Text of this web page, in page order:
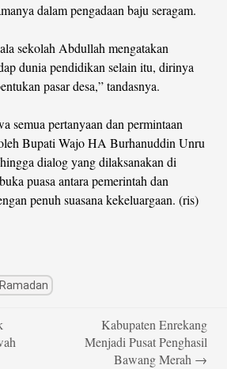
dalam pengadaan baju seragam.
sekolah Abdullah mengatakan
dunia pendidikan selain itu, dirinya
pasar desa,” tandasnya.
semua pertanyaan dan permintaan
Bupati Wajo HA Burhanuddin Unru
dialog yang dilaksanakan di
puasa antara pemerintah dan
penuh suasana kekeluargaan. (ris)
Kabupaten Enrekang
Menjadi Pusat Penghasil
Bawang Merah →